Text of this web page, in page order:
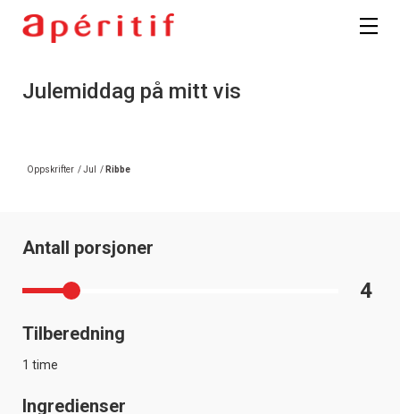
Julemiddag på mitt vis
Oppskrifter /Jul / Ribbe
Antall porsjoner
4
Tilberedning
1 time
Ingredienser